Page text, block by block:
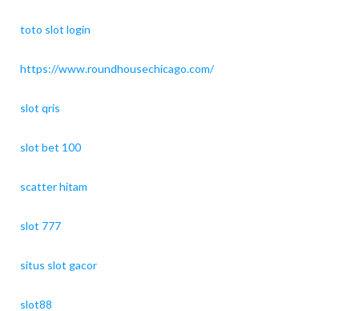
toto slot login
https://www.roundhousechicago.com/
slot qris
slot bet 100
scatter hitam
slot 777
situs slot gacor
slot88